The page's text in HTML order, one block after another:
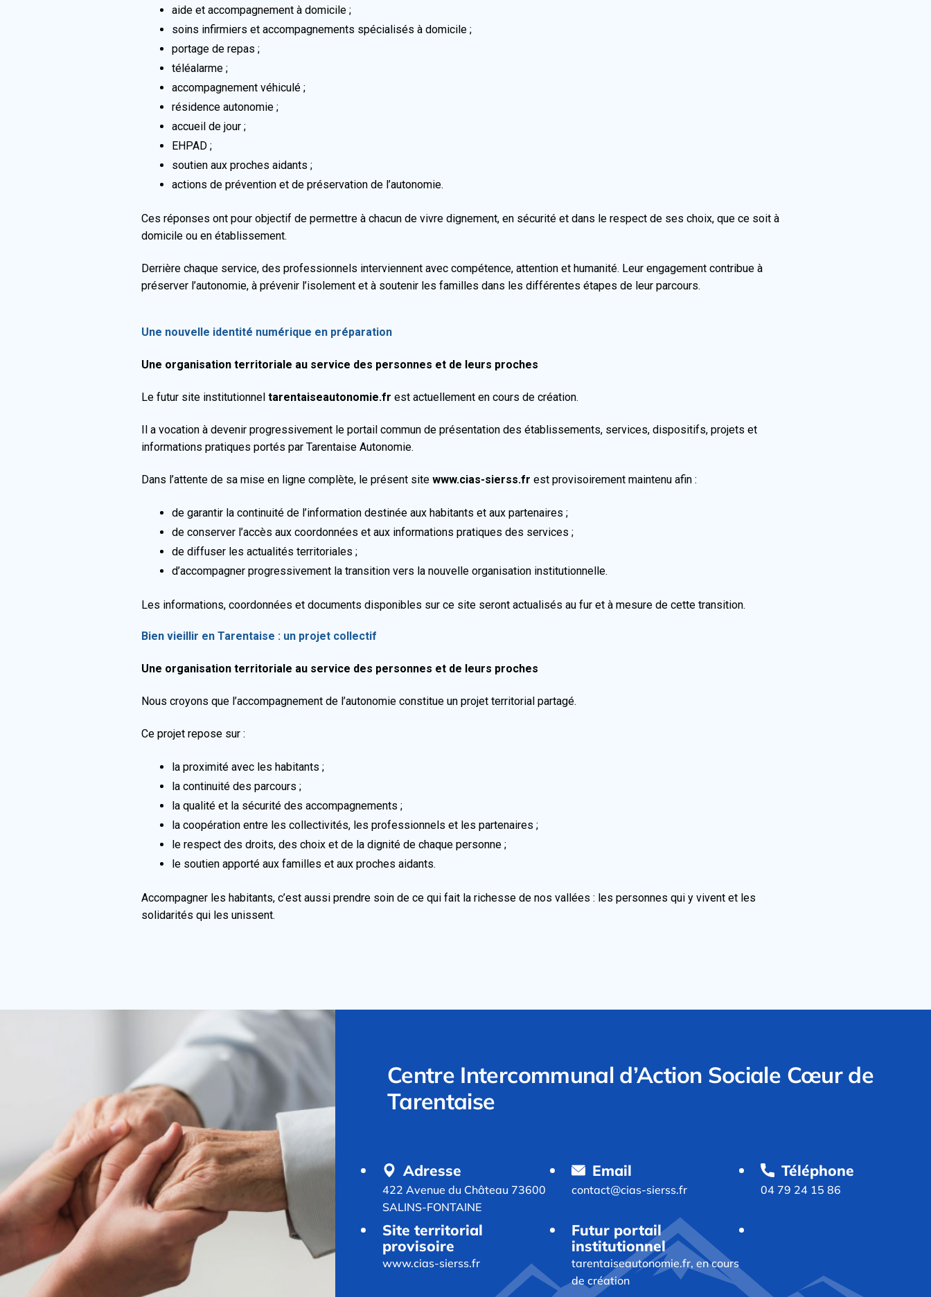
aide et accompagnement à domicile ;
soins infirmiers et accompagnements spécialisés à domicile ;
portage de repas ;
téléalarme ;
accompagnement véhiculé ;
résidence autonomie ;
accueil de jour ;
EHPAD ;
soutien aux proches aidants ;
actions de prévention et de préservation de l’autonomie.
Ces réponses ont pour objectif de permettre à chacun de vivre dignement, en sécurité et dans le respect de ses choix, que ce soit à
domicile ou en établissement.
Derrière chaque service, des professionnels interviennent avec compétence, attention et humanité. Leur engagement contribue à
préserver l’autonomie, à prévenir l’isolement et à soutenir les familles dans les différentes étapes de leur parcours.
Une nouvelle identité numérique en préparation
Une organisation territoriale au service des personnes et de leurs proches
Le futur site institutionneltarentaiseautonomie.fr est actuellement en cours de création.
Il a vocation à devenir progressivement le portail commun de présentation des établissements, services, dispositifs, projets et
informations pratiques portés par Tarentaise Autonomie.
Dans l’attente de sa mise en ligne complète, le présent site www.cias-sierss.fr est provisoirement maintenu afin :
de garantir la continuité de l’information destinée aux habitants et aux partenaires ;
de conserver l’accès aux coordonnées et aux informations pratiques des services ;
de diffuser les actualités territoriales ;
d’accompagner progressivement la transition vers la nouvelle organisation institutionnelle.
Les informations, coordonnées et documents disponibles sur ce site seront actualisés au fur et à mesure de cette transition.
Bien vieillir en Tarentaise : un projet collectif
Une organisation territoriale au service des personnes et de leurs proches
Nous croyons que l’accompagnement de l’autonomie constitue un projet territorial partagé.
Ce projet repose sur :
la proximité avec les habitants ;
la continuité des parcours ;
la qualité et la sécurité des accompagnements ;
la coopération entre les collectivités, les professionnels et les partenaires ;
le respect des droits, des choix et de la dignité de chaque personne ;
le soutien apporté aux familles et aux proches aidants.
Accompagner les habitants, c’est aussi prendre soin de ce qui fait la richesse de nos vallées : les personnes qui y vivent et les
solidarités qui les unissent.
Centre Intercommunal d’Action Sociale Cœur de
Tarentaise
Adresse
422 Avenue du Château 73600
SALINS-FONTAINE
Email
contact@cias-sierss.fr
Téléphone
04 79 24 15 86
Site territorial
provisoire
www.cias-sierss.fr
Futur portail
institutionnel
tarentaiseautonomie.fr, en cours
de création